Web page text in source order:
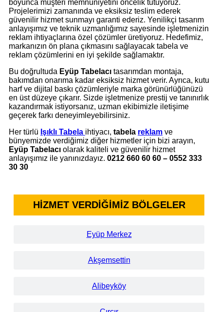
boyunca müşteri memnuniyetini öncelik tutuyoruz.
Projelerimizi zamanında ve eksiksiz teslim ederek
güvenilir hizmet sunmayı garanti ederiz. Yenilikçi tasarım
anlayışımız ve teknik uzmanlığımız sayesinde işletmenizin
reklam ihtiyaçlarına özel çözümler üretiyoruz. Hedefimiz,
markanızın ön plana çıkmasını sağlayacak tabela ve
reklam çözümlerini en iyi şekilde sağlamaktır.
Bu doğrultuda Eyüp Tabelacı tasarımdan montaja,
bakımdan onarıma kadar eksiksiz hizmet verir. Ayrıca, kutu
harf ve dijital baskı çözümleriyle marka görünürlüğünüzü
en üst düzeye çıkarır. Sizde işletmenize prestij ve tanınırlık
kazandırmak istiyorsanız, uzman ekibimizle iletişime
geçerek farkı deneyimleyebilirsiniz.
Her türlü Işıklı Tabela ihtiyacı, tabela reklam ve
bünyemizde verdiğimiz diğer hizmetler için bizi arayın,
Eyüp Tabelacı olarak kaliteli ve güvenilir hizmet
anlayışımız ile yanınızdayız. 0212 660 60 60 – 0552 333
30 30
HİZMET VERDİĞİMİZ BÖLGELER
Eyüp Merkez
Akşemsettin
Alibeyköy